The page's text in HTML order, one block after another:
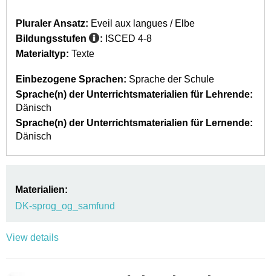
Pluraler Ansatz: Eveil aux langues / Elbe
Bildungsstufen
: ISCED 4-8
Materialtyp: Texte
Einbezogene Sprachen: Sprache der Schule
Sprache(n) der Unterrichtsmaterialien für Lehrende:
Dänisch
Sprache(n) der Unterrichtsmaterialien für Lernende:
Dänisch
Materialien:
DK-sprog_og_samfund
View details